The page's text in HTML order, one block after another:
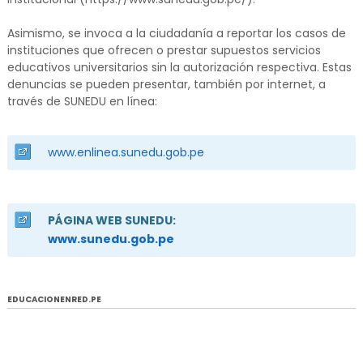
Asimismo, se invoca a la ciudadanía a reportar los casos de
instituciones que ofrecen o prestar supuestos servicios
educativos universitarios sin la autorización respectiva. Estas
denuncias se pueden presentar, también por internet, a
través de SUNEDU en línea:
www.enlinea.sunedu.gob.pe
PÁGINA WEB SUNEDU:
www.sunedu.gob.pe
EDUCACIONENRED.PE